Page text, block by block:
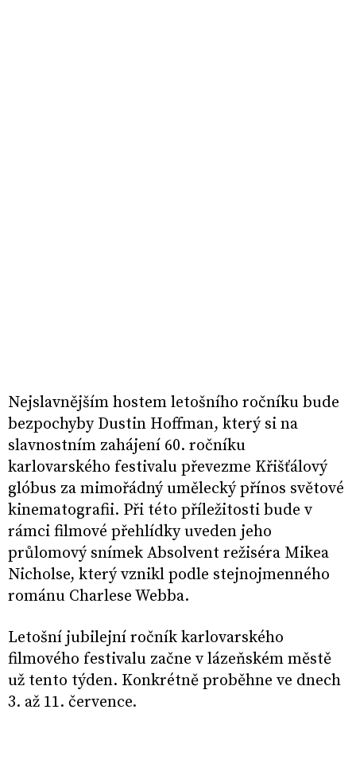
Nejslavnějším hostem letošního ročníku bude
bezpochyby Dustin Hoffman, který si na
slavnostním zahájení 60. ročníku
karlovarského festivalu převezme Křišťálový
glóbus za mimořádný umělecký přínos světové
kinematografii. Při této příležitosti bude v
rámci filmové přehlídky uveden jeho
průlomový snímek Absolvent režiséra Mikea
Nicholse, který vznikl podle stejnojmenného
románu Charlese Webba.
Letošní jubilejní ročník karlovarského
filmového festivalu začne v lázeňském městě
už tento týden. Konkrétně proběhne ve dnech
3. až 11. července.